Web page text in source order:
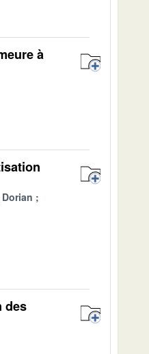
à
Dorian
des